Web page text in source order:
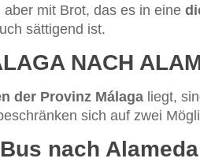
mit Brot, das es in eine
sättigend ist.
NACH
der Provinz Málaga liegt,
sich auf zwei
nach